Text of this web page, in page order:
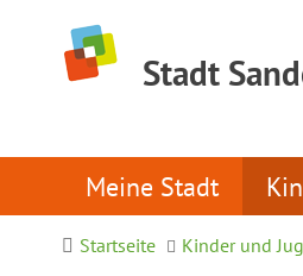
Stadt
Meine Stadt
Startseite Kinder und